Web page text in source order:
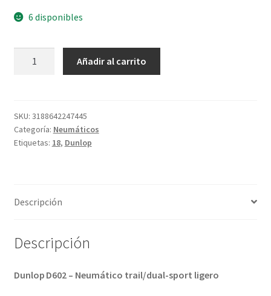
6 disponibles
-
18
56P
Añadir al carrito
SKU: 3188642247445
Categoría: Neumáticos
Etiquetas: 18, Dunlop
Descripción
Descripción
Dunlop D602 – Neumático trail/dual-sport ligero